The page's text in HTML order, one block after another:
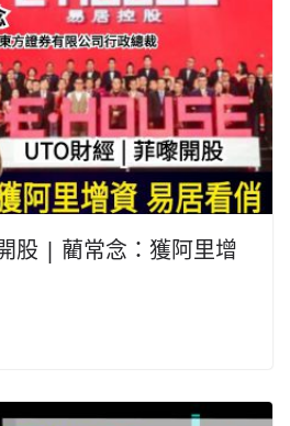
股 | 藺常念：獲阿里增